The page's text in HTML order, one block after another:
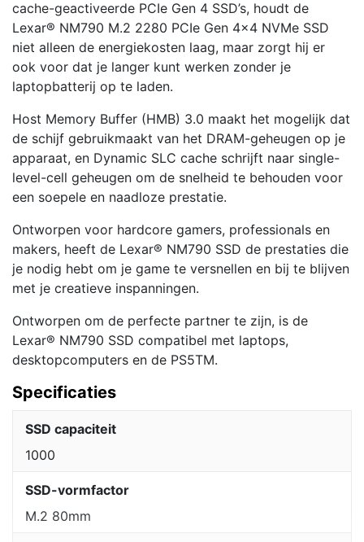
cache-geactiveerde PCIe Gen 4 SSD’s, houdt de
Lexar® NM790 M.2 2280 PCIe Gen 4×4 NVMe SSD
niet alleen de energiekosten laag, maar zorgt hij er
ook voor dat je langer kunt werken zonder je
laptopbatterij op te laden.
Host Memory Buffer (HMB) 3.0 maakt het mogelijk dat
de schijf gebruikmaakt van het DRAM-geheugen op je
apparaat, en Dynamic SLC cache schrijft naar single-
level-cell geheugen om de snelheid te behouden voor
een soepele en naadloze prestatie.
Ontworpen voor hardcore gamers, professionals en
makers, heeft de Lexar® NM790 SSD de prestaties die
je nodig hebt om je game te versnellen en bij te blijven
met je creatieve inspanningen.
Ontworpen om de perfecte partner te zijn, is de
Lexar® NM790 SSD compatibel met laptops,
desktopcomputers en de PS5TM.
Specificaties
SSD capaciteit
1000
SSD-vormfactor
M.2 80mm